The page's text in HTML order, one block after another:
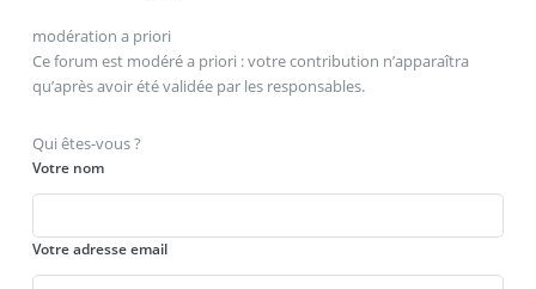
modération a priori
Ce forum est modéré a priori : votre contribution n’apparaîtra
qu’après avoir été validée par les responsables.
Qui êtes-vous ?
Votre nom
Votre adresse email